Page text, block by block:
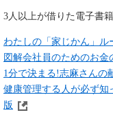
3人以上が借りた電子書籍
わたしの「家じかん」ル
図解会社員のためのお金
1分で決まる!志麻さんの
健康管理する人が必ず
版